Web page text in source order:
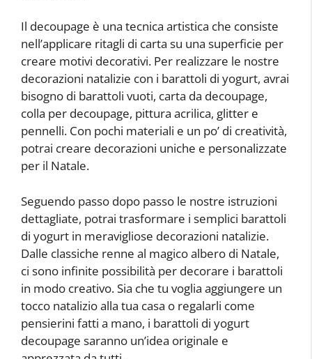
Il decoupage è una tecnica artistica che consiste
nell’applicare ritagli di carta su una superficie per
creare motivi decorativi. Per realizzare le nostre
decorazioni natalizie con i barattoli di yogurt, avrai
bisogno di barattoli vuoti, carta da decoupage,
colla per decoupage, pittura acrilica, glitter e
pennelli. Con pochi materiali e un po’ di creatività,
potrai creare decorazioni uniche e personalizzate
per il Natale.
Seguendo passo dopo passo le nostre istruzioni
dettagliate, potrai trasformare i semplici barattoli
di yogurt in meravigliose decorazioni natalizie.
Dalle classiche renne al magico albero di Natale,
ci sono infinite possibilità per decorare i barattoli
in modo creativo. Sia che tu voglia aggiungere un
tocco natalizio alla tua casa o regalarli come
pensierini fatti a mano, i barattoli di yogurt
decoupage saranno un’idea originale e